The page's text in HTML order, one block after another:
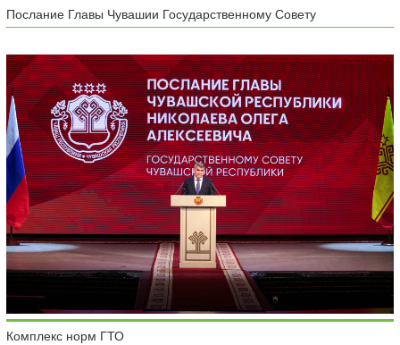
Послание Главы Чувашии Государственному Совету
Комплекс норм ГТО